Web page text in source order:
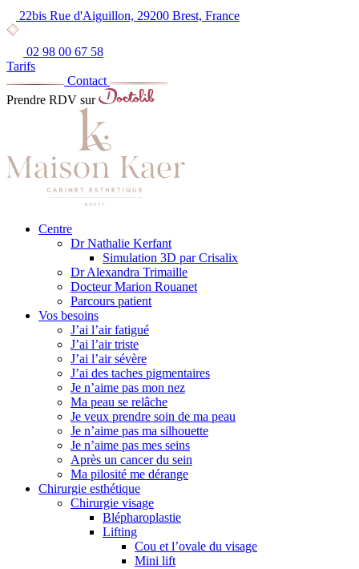
22bis Rue d'Aiguillon, 29200 Brest, France
02 98 00 67 58
Tarifs
Contact
Prendre RDV sur
Centre
Dr Nathalie Kerfant
Simulation 3D par Crisalix
Dr Alexandra Trimaille
Docteur Marion Rouanet
Parcours patient
Vos besoins
J’ai l’air fatigué
J’ai l’air triste
J’ai l’air sévère
J’ai des taches pigmentaires
Je n’aime pas mon nez
Ma peau se relâche
Je veux prendre soin de ma peau
Je n’aime pas ma silhouette
Je n’aime pas mes seins
Après un cancer du sein
Ma pilosité me dérange
Chirurgie esthétique
Chirurgie visage
Blépharoplastie
Lifting
Cou et l’ovale du visage
Mini lift